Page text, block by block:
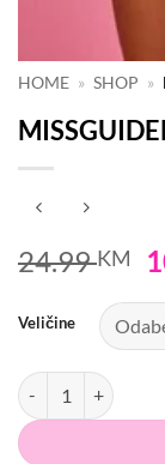
HOME » SHOP »
24.99KM
Veličine
MISSGUIDED